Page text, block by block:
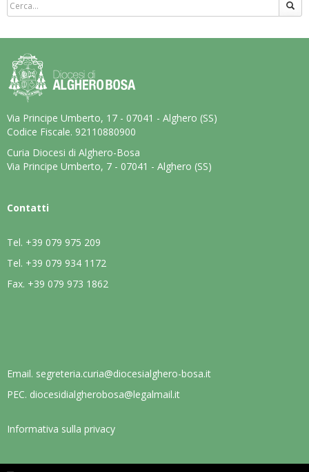
Via Principe Umberto, 17 - 07041 - Alghero (SS)
Codice Fiscale. 92110880900
Curia Diocesi di Alghero-Bosa
Via Principe Umberto, 7 - 07041 - Alghero (SS)
Contatti
Tel. +39 079 975 209
Tel. +39 079 934 1172
Fax. +39 079 973 1862
Email. segreteria.curia@diocesialghero-bosa.it
PEC. diocesidialgherobosa@legalmail.it
Informativa sulla privacy